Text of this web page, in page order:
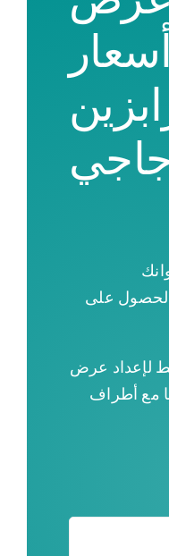
أسعار
على
لإعداد عرض
مع أطراف